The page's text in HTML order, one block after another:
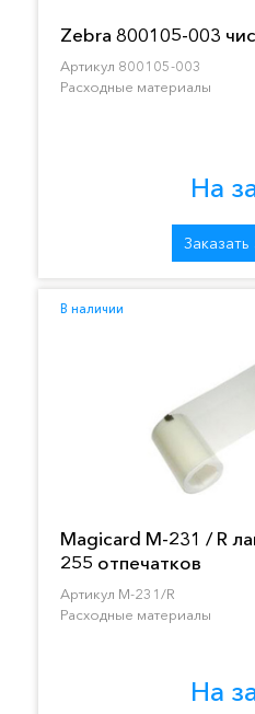
Zebra 800105-003
Артикул 800105-003
Расходные материалы
На
В наличии
Magicard M-231 / R
255 отпечатков
Артикул M-231/R
Расходные материалы
На